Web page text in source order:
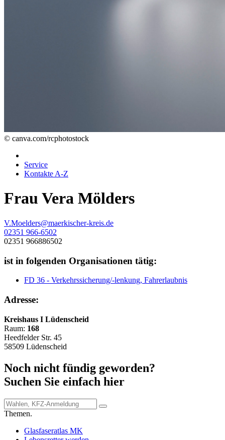
© canva.com/rcphotostock
Service
Kontakte A-Z
Frau Vera Mölders
V.Moelders@maerkischer-kreis.de
02351 966-6502
02351 966886502
ist in folgenden Organisationen tätig:
FD 36 - Verkehrssicherung/-lenkung, Fahrerlaubnis
Adresse:
Kreishaus I Lüdenscheid
Raum: 168
Heedfelder Str. 45
58509 Lüdenscheid
Noch nicht fündig geworden?
Suchen Sie einfach hier
Themen.
Glasfaseratlas MK